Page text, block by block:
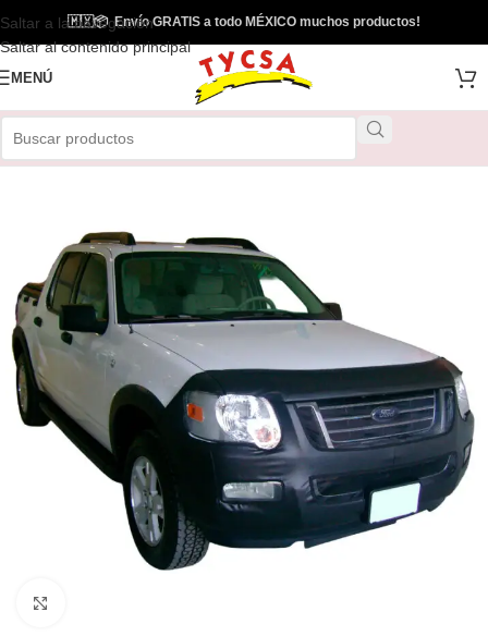
Saltar a la navegación
Saltar al contenido principal
🇲🇽📦Envío GRATIS a todo MÉXICO muchos productos!
MENÚ